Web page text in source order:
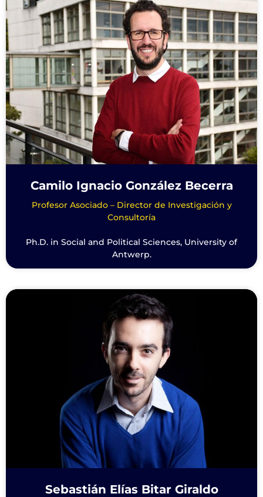
Camilo Ignacio González Becerra
Profesor Asociado – Director de Investigación y
Consultoría
Ph.D. in Social and Political Sciences, University of
Antwerp.
Sebastián Elías Bitar Giraldo